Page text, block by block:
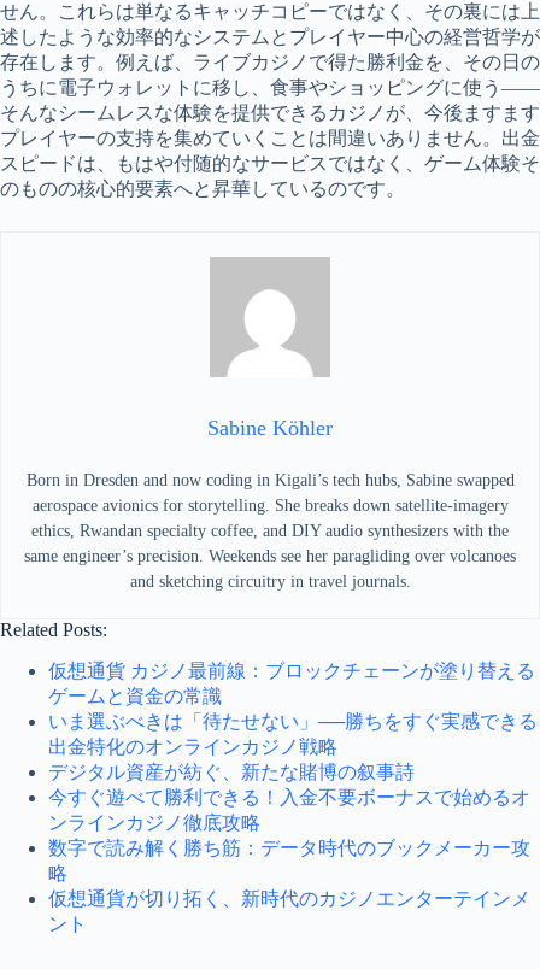
せん。これらは単なるキャッチコピーではなく、その裏には上
述したような効率的なシステムとプレイヤー中心の経営哲学が
存在します。例えば、ライブカジノで得た勝利金を、その日の
うちに電子ウォレットに移し、食事やショッピングに使う――
そんなシームレスな体験を提供できるカジノが、今後ますます
プレイヤーの支持を集めていくことは間違いありません。出金
スピードは、もはや付随的なサービスではなく、ゲーム体験そ
のものの核心的要素へと昇華しているのです。
Sabine Köhler
Born in Dresden and now coding in Kigali’s tech hubs, Sabine swapped
aerospace avionics for storytelling. She breaks down satellite-imagery
ethics, Rwandan specialty coffee, and DIY audio synthesizers with the
same engineer’s precision. Weekends see her paragliding over volcanoes
and sketching circuitry in travel journals.
Related Posts:
仮想通貨 カジノ最前線：ブロックチェーンが塗り替える
ゲームと資金の常識
いま選ぶべきは「待たせない」──勝ちをすぐ実感できる
出金特化のオンラインカジノ戦略
デジタル資産が紡ぐ、新たな賭博の叙事詩
今すぐ遊べて勝利できる！入金不要ボーナスで始めるオ
ンラインカジノ徹底攻略
数字で読み解く勝ち筋：データ時代のブックメーカー攻
略
仮想通貨が切り拓く、新時代のカジノエンターテインメ
ント